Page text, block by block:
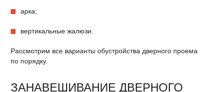
арка;
вертикальные жалюзи.
Рассмотрим все варианты обустройства дверного проема
по порядку.
ЗАНАВЕШИВАНИЕ ДВЕРНОГО